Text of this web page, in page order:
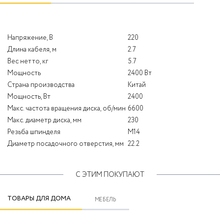
Напряжение, В
220
Длина кабеля, м
2.7
Вес нетто, кг
5.7
Мощность
2400 Вт
Страна производства
Китай
Мощность, Вт
2400
Макс. частота вращения диска, об/мин 6600
Макс. диаметр диска, мм
230
Резьба шпинделя
М14
Диаметр посадочного отверстия, мм 22.2
С ЭТИМ ПОКУПАЮТ
ТОВАРЫ ДЛЯ ДОМА МЕБЕЛЬ